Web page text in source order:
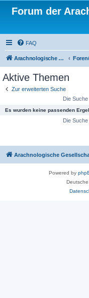
Forum der
FAQ
Arachnologische Gesellschaft e. V.
Aktive Themen
Zur erweiterten Suche
Die
Es wurden keine passenden
Die
Arachnologische
Powered by